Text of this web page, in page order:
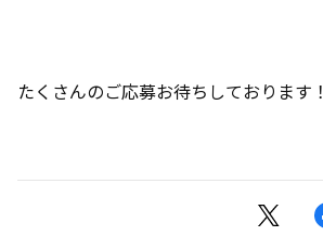
たくさんのご応募お待ちしております！